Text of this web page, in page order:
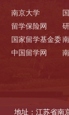
南京大学
留学保险网
国家留学基金委
中国留学网
地址：江苏省南